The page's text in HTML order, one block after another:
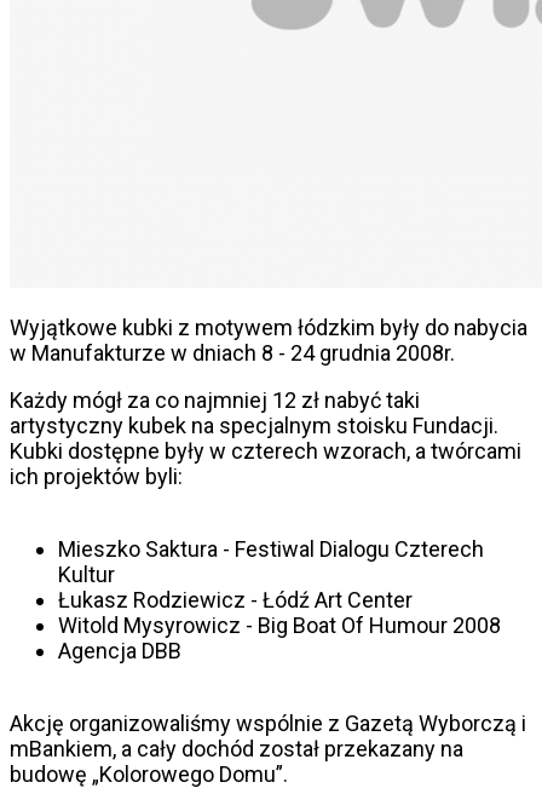
Wyjątkowe kubki z motywem łódzkim były do nabycia
w Manufakturze w dniach 8 - 24 grudnia 2008r.
Każdy mógł za co najmniej 12 zł nabyć taki
artystyczny kubek na specjalnym stoisku Fundacji.
Kubki dostępne były w czterech wzorach, a twórcami
ich projektów byli:
Mieszko Saktura - Festiwal Dialogu Czterech
Kultur
Łukasz Rodziewicz - Łódź Art Center
Witold Mysyrowicz - Big Boat Of Humour 2008
Agencja DBB
Akcję organizowaliśmy wspólnie z Gazetą Wyborczą i
mBankiem, a cały dochód został przekazany na
budowę „Kolorowego Domu”.